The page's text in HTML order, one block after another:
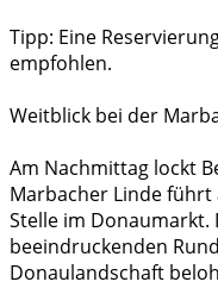
Tipp: Eine
empfohlen.
Weitblick bei der
Am Nachmittag lockt
Marbacher Linde
Stelle im Donaumarkt.
beeindruckenden
Donaulandschaft